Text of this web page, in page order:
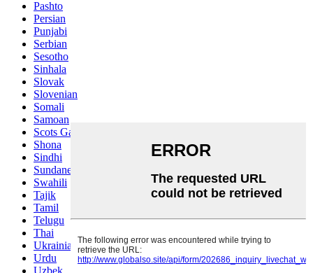
Pashto
Persian
Punjabi
Serbian
Sesotho
Sinhala
Slovak
Slovenian
Somali
Samoan
Scots Gaelic
Shona
Sindhi
Sundanese
Swahili
Tajik
Tamil
Telugu
Thai
Ukrainian
Urdu